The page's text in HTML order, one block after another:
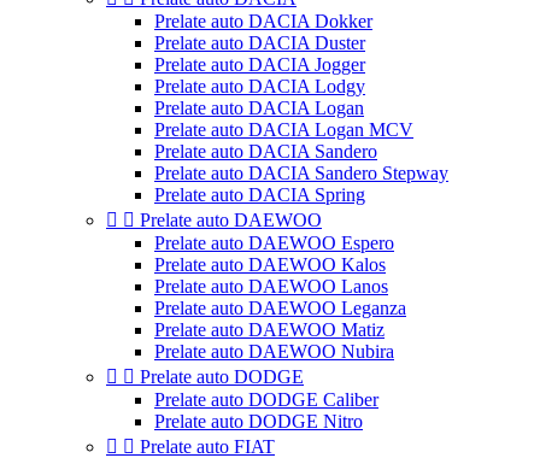
Prelate auto DACIA Dokker
Prelate auto DACIA Duster
Prelate auto DACIA Jogger
Prelate auto DACIA Lodgy
Prelate auto DACIA Logan
Prelate auto DACIA Logan MCV
Prelate auto DACIA Sandero
Prelate auto DACIA Sandero Stepway
Prelate auto DACIA Spring
  Prelate auto DAEWOO
Prelate auto DAEWOO Espero
Prelate auto DAEWOO Kalos
Prelate auto DAEWOO Lanos
Prelate auto DAEWOO Leganza
Prelate auto DAEWOO Matiz
Prelate auto DAEWOO Nubira
  Prelate auto DODGE
Prelate auto DODGE Caliber
Prelate auto DODGE Nitro
  Prelate auto FIAT